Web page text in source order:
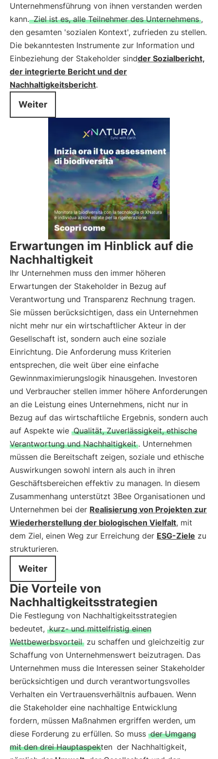
Unternehmensführung von ihnen verstanden werden
kann. Ziel ist es, alle Teilnehmer des Unternehmens ,
den gesamten 'sozialen Kontext', zufrieden zu stellen.
Die bekanntesten Instrumente zur Information und
Einbeziehung der Stakeholder sindder Sozialbericht,
der integrierte Bericht und der
Nachhaltigkeitsbericht.
Weiter
Erwartungen im Hinblick auf die
Nachhaltigkeit
Ihr Unternehmen muss den immer höheren
Erwartungen der Stakeholder in Bezug auf
Verantwortung und Transparenz Rechnung tragen.
Sie müssen berücksichtigen, dass ein Unternehmen
nicht mehr nur ein wirtschaftlicher Akteur in der
Gesellschaft ist, sondern auch eine soziale
Einrichtung. Die Anforderung muss Kriterien
entsprechen, die weit über eine einfache
Gewinnmaximierungslogik hinausgehen. Investoren
und Verbraucher stellen immer höhere Anforderungen
an die Leistung eines Unternehmens, nicht nur in
Bezug auf das wirtschaftliche Ergebnis, sondern auch
auf Aspekte wie Qualität, Zuverlässigkeit, ethische
Verantwortung und Nachhaltigkeit . Unternehmen
müssen die Bereitschaft zeigen, soziale und ethische
Auswirkungen sowohl intern als auch in ihren
Geschäftsbereichen effektiv zu managen. In diesem
Zusammenhang unterstützt 3Bee Organisationen und
Unternehmen bei der Realisierung von Projekten zur
Wiederherstellung der biologischen Vielfalt, mit
dem Ziel, einen Weg zur Erreichung der ESG-Ziele zu
strukturieren.
Weiter
Die Vorteile von
Nachhaltigkeitsstrategien
Die Festlegung von Nachhaltigkeitsstrategien
bedeutet, kurz- und mittelfristig einen
Wettbewerbsvorteil zu schaffen und gleichzeitig zur
Schaffung von Unternehmenswert beizutragen. Das
Unternehmen muss die Interessen seiner Stakeholder
berücksichtigen und durch verantwortungsvolles
Verhalten ein Vertrauensverhältnis aufbauen. Wenn
die Stakeholder eine nachhaltige Entwicklung
fordern, müssen Maßnahmen ergriffen werden, um
diese Forderung zu erfüllen. So muss der Umgang
mit den drei Hauptaspekten der Nachhaltigkeit,